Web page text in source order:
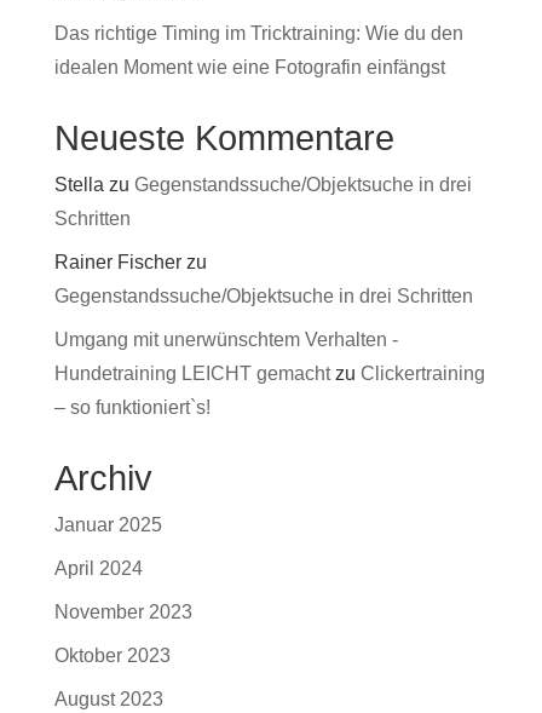
Das richtige Timing im Tricktraining: Wie du den
idealen Moment wie eine Fotografin einfängst
Neueste Kommentare
Stella zu Gegenstandssuche/Objektsuche in drei
Schritten
Rainer Fischerzu
Gegenstandssuche/Objektsuche in drei Schritten
Umgang mit unerwünschtem Verhalten -
Hundetraining LEICHT gemachtzu Clickertraining
– so funktioniert`s!
Archiv
Januar 2025
April 2024
November 2023
Oktober 2023
August 2023